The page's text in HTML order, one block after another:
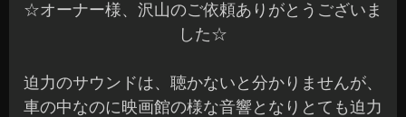
☆オーナー様、沢山のご依頼ありがとうございま
した☆
迫力のサウンドは、聴かないと分かりませんが、
車の中なのに映画館の様な音響となりとても迫力